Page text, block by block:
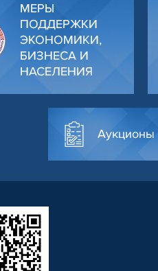
МЕРЫ
ПОДДЕРЖКИ
ЭКОНОМИКИ,
БИЗНЕСА И
НАСЕЛЕНИЯ
Аукционы